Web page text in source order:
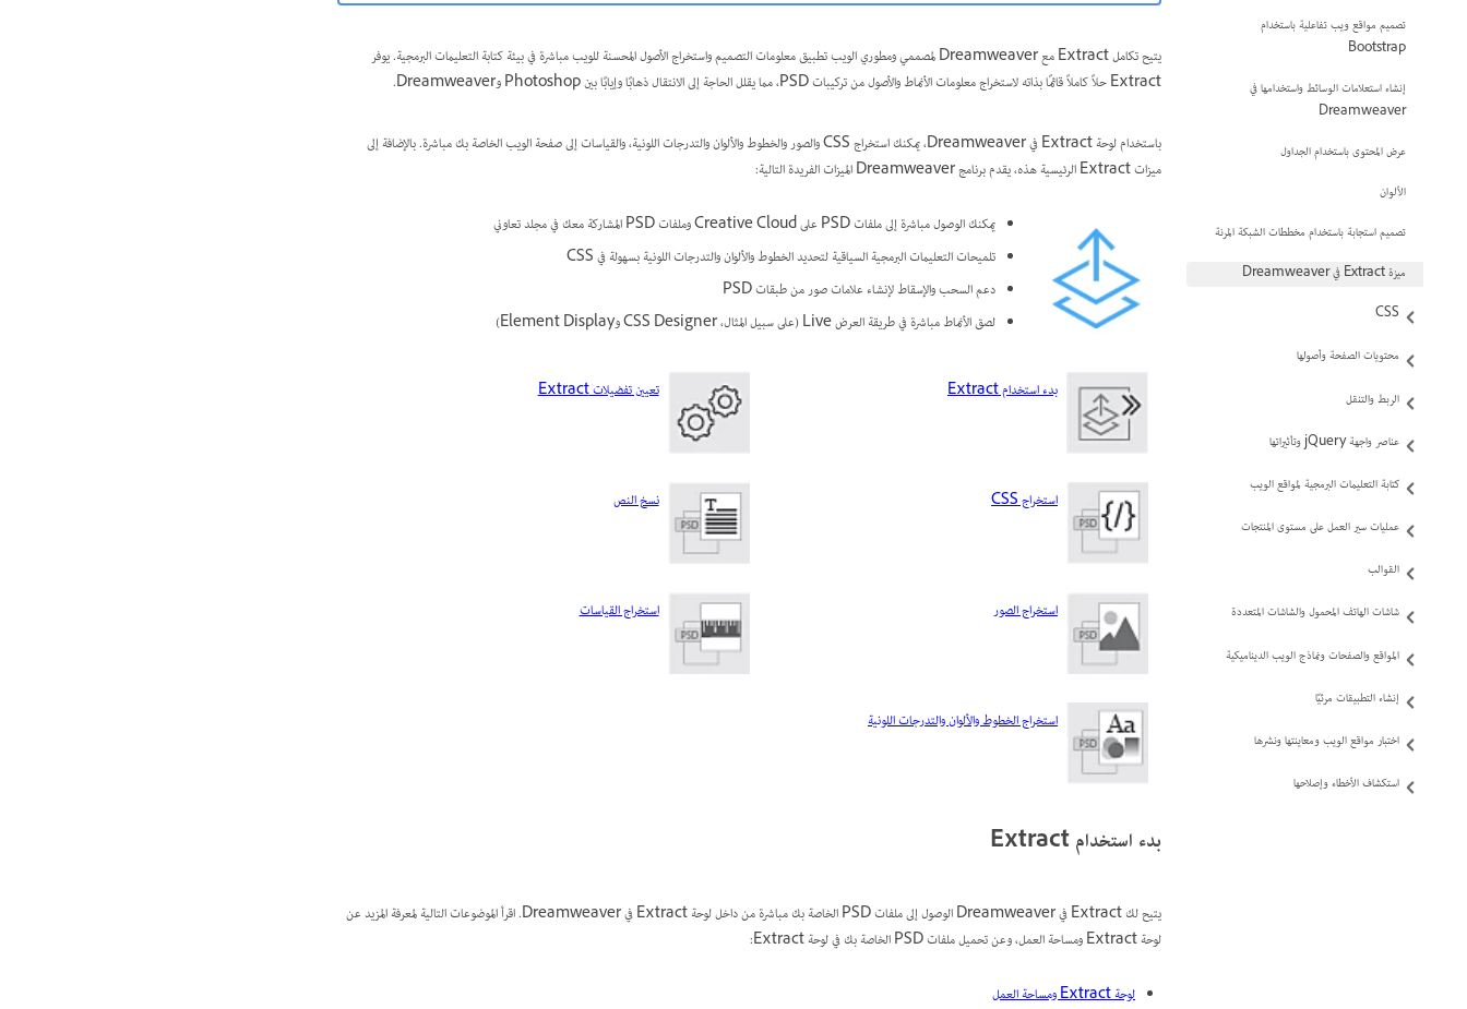
تصميم مواقع ويب تفاعلية باستخدام
Bootstrap
إنشاء استعلامات الوسائط واستخدامها في
Dreamweaver
عرض المحتوى باستخدام الجداول
الألوان
تصميم استجابة باستخدام مخططات الشبكة المرنة
ميزة Extract في Dreamweaver
CSS
محتويات الصفحة وأصولها
الربط والتنقل
عناصر واجهة jQuery وتأثيراتها
كتابة التعليمات البرمجية لمواقع الويب
عمليات سير العمل على مستوى المنتجات
القوالب
شاشات الهاتف المحمول والشاشات المتعددة
المواقع والصفحات ونماذج الويب الديناميكية
إنشاء التطبيقات مرئيًا
اختبار مواقع الويب ومعاينتها ونشرها
استكشاف الأخطاء وإصلاحها
يتيح تكامل Extract مع Dreamweaver لمصممي ومطوري الويب تطبيق معلومات التصميم واستخراج الأصول المحسنة للويب مباشرة في بيئة كتابة التعليمات البرمجية. يوفر
باستخدام ‏‫لوحة Extract في Dreamweaver‬، يمكنك استخراج CSS والصور والخطوط والألوان والتدرجات اللونية، والقياسات إلى صفحة الويب الخاصة بك مباشرة. بالإضافة إلى
ميزات Extract الرئيسية هذه، يقدم برنامج Dreamweaver الميزات الفريدة التالية:
يمكنك الوصول مباشرة إلى ملفات PSD على Creative Cloud وملفات PSD المشاركة معك في مجلد تعاوني
تلميحات التعليمات البرمجية السياقية لتحديد الخطوط والألوان والتدرجات اللونية بسهولة في CSS
دعم السحب والإسقاط لإنشاء علامات صور من طبقات PSD
لصق الأنماط مباشرة في طريقة العرض Live (على سبيل المثال، CSS Designer وElement Display)
استخراج CSS‏‎
تعيين تفضيلات Extract
نسخ النص
استخراج الصور
استخراج الخطوط والألوان والتدرجات اللونية
استخراج القياسات
يتيح لك Extract في Dreamweaver الوصول إلى ملفات PSD الخاصة بك مباشرة من داخل ‏‫لوحة Extract في Dreamweaver‬. اقرأ الموضوعات التالية لمعرفة المزيد عن
لوحة Extract ومساحة العمل، وعن تحميل ملفات PSD الخاصة بك في لوحة Extract:
لوحة Extract ومساحة العمل